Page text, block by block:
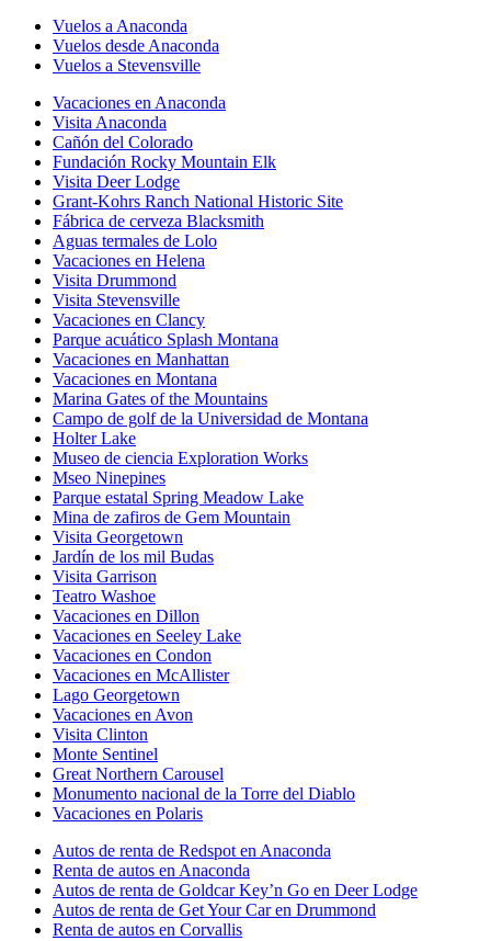
Vuelos a Anaconda
Vuelos desde Anaconda
Vuelos a Stevensville
Vacaciones en Anaconda
Visita Anaconda
Cañón del Colorado
Fundación Rocky Mountain Elk
Visita Deer Lodge
Grant-Kohrs Ranch National Historic Site
Fábrica de cerveza Blacksmith
Aguas termales de Lolo
Vacaciones en Helena
Visita Drummond
Visita Stevensville
Vacaciones en Clancy
Parque acuático Splash Montana
Vacaciones en Manhattan
Vacaciones en Montana
Marina Gates of the Mountains
Campo de golf de la Universidad de Montana
Holter Lake
Museo de ciencia Exploration Works
Mseo Ninepines
Parque estatal Spring Meadow Lake
Mina de zafiros de Gem Mountain
Visita Georgetown
Jardín de los mil Budas
Visita Garrison
Teatro Washoe
Vacaciones en Dillon
Vacaciones en Seeley Lake
Vacaciones en Condon
Vacaciones en McAllister
Lago Georgetown
Vacaciones en Avon
Visita Clinton
Monte Sentinel
Great Northern Carousel
Monumento nacional de la Torre del Diablo
Vacaciones en Polaris
Autos de renta de Redspot en Anaconda
Renta de autos en Anaconda
Autos de renta de Goldcar Key’n Go en Deer Lodge
Autos de renta de Get Your Car en Drummond
Renta de autos en Corvallis